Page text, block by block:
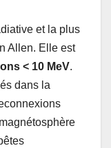
et la plus
Allen. Elle est
< 10 MeV.
dans la